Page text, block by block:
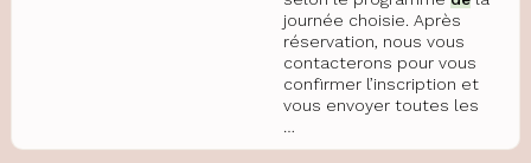
journée choisie. Après
réservation, nous vous
contacterons pour vous
confirmer l’inscription et
vous envoyer toutes les
…